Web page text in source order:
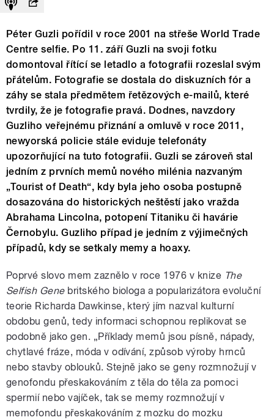
Péter Guzli pořídil v roce 2001 na střeše World Trade
Centre selfie. Po 11. září Guzli na svoji fotku
domontoval řítící se letadlo a fotografii rozeslal svým
přátelům. Fotografie se dostala do diskuzních fór a
záhy se stala předmětem řetězových e-mailů, které
tvrdily, že je fotografie pravá. Dodnes, navzdory
Guzliho veřejnému přiznání a omluvě v roce 2011,
newyorská policie stále eviduje telefonáty
upozorňující na tuto fotografii. Guzli se zároveň stal
jedním z prvních memů nového milénia nazvaným
„Tourist of Death“, kdy byla jeho osoba postupně
dosazována do historických neštěstí jako vražda
Abrahama Lincolna, potopení Titaniku či havárie
Černobylu. Guzliho případ je jedním z výjimečných
případů, kdy se setkaly memy a hoaxy.
Poprvé slovo mem zaznělo v roce 1976 v knize The
Selfish Gene britského biologa a popularizátora evoluční
teorie Richarda Dawkinse, který jím nazval kulturní
obdobu genů, tedy informaci schopnou replikovat se
podobně jako gen. „Příklady memů jsou písně, nápady,
chytlavé fráze, móda v odívání, způsob výroby hrnců
nebo stavby oblouků. Stejně jako se geny rozmnožují v
genofondu přeskakováním z těla do těla za pomoci
spermií nebo vajíček, tak se memy rozmnožují v
memofondu přeskakováním z mozku do mozku